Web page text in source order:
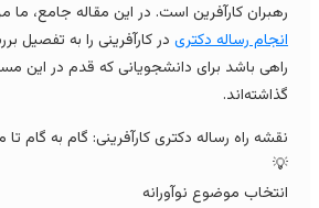
کارآفرین است. در این مقاله جامع، ما مراحل
رساله دکتریدر کارآفرینی را به تفصیل بررسی
باشد برای دانشجویانی که قدم در این مسیر
راه رساله دکتری کارآفرینی: گام به گام تا
موضوع نوآورانه